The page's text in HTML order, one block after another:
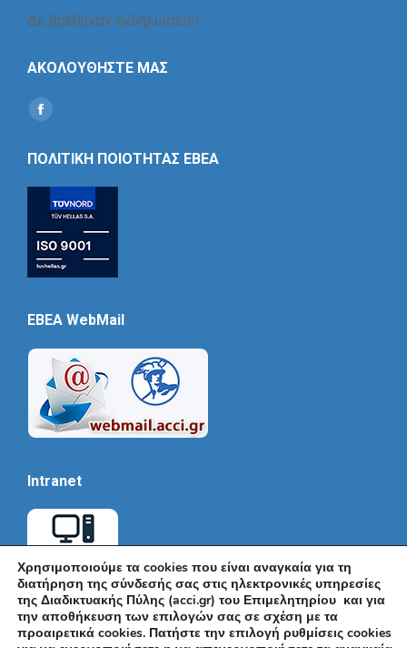
Δε βρέθηκαν εκδηλώσεις!
ΑΚΟΛΟΥΘΗΣΤΕ ΜΑΣ
Find us on:
Social
ΠΟΛΙΤΙΚΗ ΠΟΙΟΤΗΤΑΣ ΕΒΕΑ
EBEA WebMail
Intranet
Χρησιμοποιούμε τα cookies που είναι αναγκαία για τη
διατήρηση της σύνδεσής σας στις ηλεκτρονικές υπηρεσίες
της Διαδικτυακής Πύλης (acci.gr) του Επιμελητηρίου και για
την αποθήκευση των επιλογών σας σε σχέση με τα
προαιρετικά cookies. Πατήστε την επιλογή ρυθμίσεις cookies